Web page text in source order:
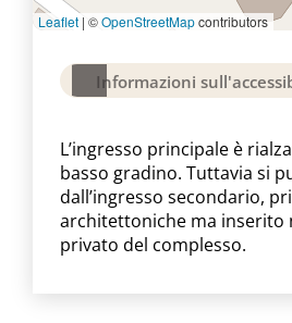
Leaflet | ©OpenStreetMapcontributors
Informazioni
L’ingresso principale è
basso gradino. Tuttavia si
dall’ingresso secondario,
architettoniche ma inserito
privato del complesso.